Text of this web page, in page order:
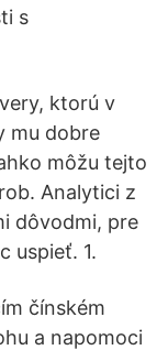
s
ktorú v
mu dobre
môžu tejto
Analytici z
dôvodmi, pre
uspieť. 1.
čínském
a napomoci